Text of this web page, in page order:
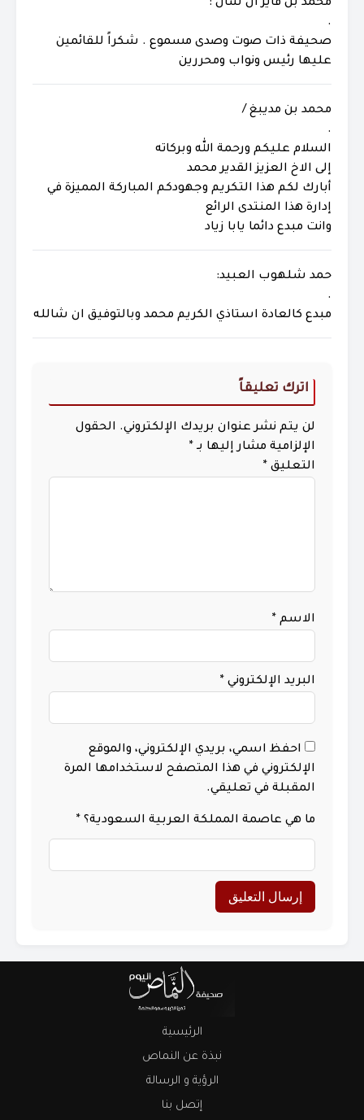
محمد بن فايز آل سال :
.
صحيفة ذات صوت وصدى مسموع . شكراً للقائمين
عليها رئيس ونواب ومحررين
محمد بن مديبغ /
.
السلام عليكم ورحمة الله وبركاته
إلى الاخ العزيز القدير محمد
أبارك لكم هذا التكريم وجهودكم المباركة المميزة في
إدارة هذا المنتدى الرائع
وانت مبدع دائما يابا زياد
حمد شلهوب العبيد:
.
مبدع كالعادة استاذي الكريم محمد وبالتوفيق ان شالله
اترك تعليقاً
لن يتم نشر عنوان بريدك الإلكتروني. الحقول
الإلزامية مشار إليها بـ *
التعليق *
الاسم *
البريد الإلكتروني *
احفظ اسمي، بريدي الإلكتروني، والموقع
الإلكتروني في هذا المتصفح لاستخدامها المرة
المقبلة في تعليقي.
ما هي عاصمة المملكة العربية السعودية؟ *
الرئيسية
نبذة عن النماص
الرؤية و الرسالة
إتصل بنا